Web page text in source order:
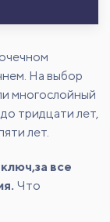
На выбор
многослойный
тридцати лет,
лет.
все
Что